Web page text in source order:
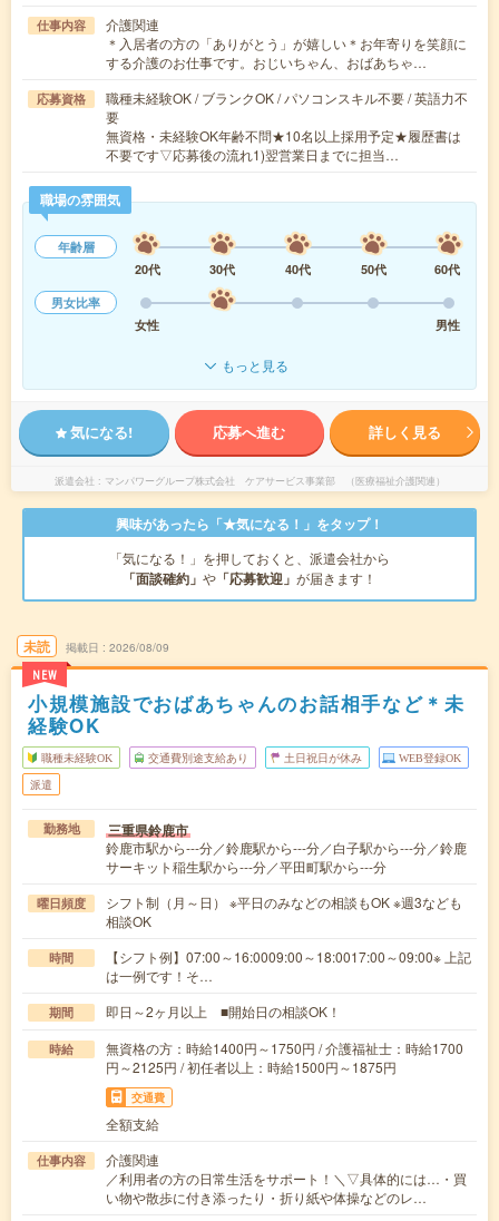
仕事内容
介護関連
＊入居者の方の「ありがとう」が嬉しい＊お年寄りを笑顔に
する介護のお仕事です。おじいちゃん、おばあちゃ…
応募資格
職種未経験OK / ブランクOK / パソコンスキル不要 / 英語力不
要
無資格・未経験OK年齢不問★10名以上採用予定★履歴書は
不要です▽応募後の流れ1)翌営業日までに担当…
職場の雰囲気
年齢層
20代
30代 40代 50代
60代
男女比率
女性
男性
もっと見る
気になる! 応募へ進む 詳しく見る
派遣会社 マンパワーグループ株式会社 ケアサービス事業部 （医療福祉介護関連）
興味があったら「★気になる！」をタップ！
「気になる！」を押しておくと、派遣会社から
「面談確約」 や 「応募歓迎」 が届きます！
未読
NEW
掲載日 2026/08/09
小規模施設でおばあちゃんのお話相手など＊未
経験OK
職種未経験OK 交通費別途支給あり 土日祝日が休み WEB登録OK
派遣
勤務地 三重県鈴鹿市
鈴鹿市駅から---分／鈴鹿駅から---分／白子駅から---分／鈴鹿
サーキット稲生駅から---分／平田町駅から---分
曜日頻度
シフト制（月～日） ※平日のみなどの相談もOK ※週3なども
相談OK
時間
【シフト例】07:00～16:0009:00～18:0017:00～09:00※ 上記
は一例です！そ…
期間 即日～2ヶ月以上 ■開始日の相談OK！
時給
無資格の方：時給1400円～1750円 / 介護福祉士：時給1700
円～2125円 / 初任者以上：時給1500円～1875円
交通費
全額支給
仕事内容
介護関連
／利用者の方の日常生活をサポート！＼▽具体的には…・買
い物や散歩に付き添ったり・折り紙や体操などのレ…